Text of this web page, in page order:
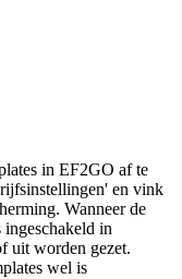
in EF2GO af te
en vink
Wanneer de
ingeschakeld in
uit worden gezet.
wel is